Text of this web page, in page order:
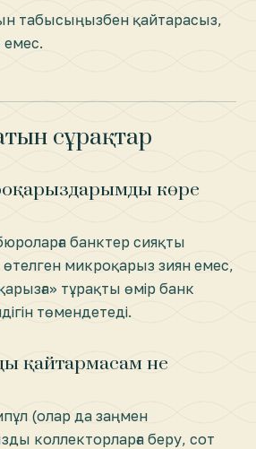
табысыңызбен қайтарасыз,
емес.
сұрақтар
көре
банктер сияқты
микроқарыз зиян емес,
тұрақты өмір банк
төмендетеді.
қайтармасам не
(олар да заңмен
коллекторларға беру, сот